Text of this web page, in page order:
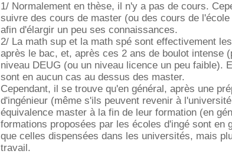
1/ Normalement en thèse, il n'y a pas de cours.
suivre des cours de master (ou des cours de
afin d'élargir un peu ses connaissances.
2/ La math sup et la math spé sont effectivement
après le bac, et, après ces 2 ans de boulot intense
niveau DEUG (ou un niveau licence un peu faible).
sont en aucun cas au dessus des master.
Cependant, il se trouve qu'en général, après une
d'ingénieur (même s'ils peuvent revenir à
équivalence master à la fin de leur formation (en
formations proposées par les écoles d'ingé sont en
que celles dispensées dans les universités, mais
travail.